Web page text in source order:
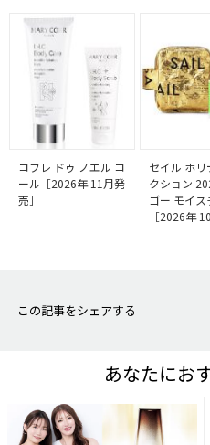
コフレ ドゥ ノエル コ
ール［2026年 11月発
売］
セイル ホリ
クション
ゴー モイス
［2026年
この記事をシェアする
あなたにお